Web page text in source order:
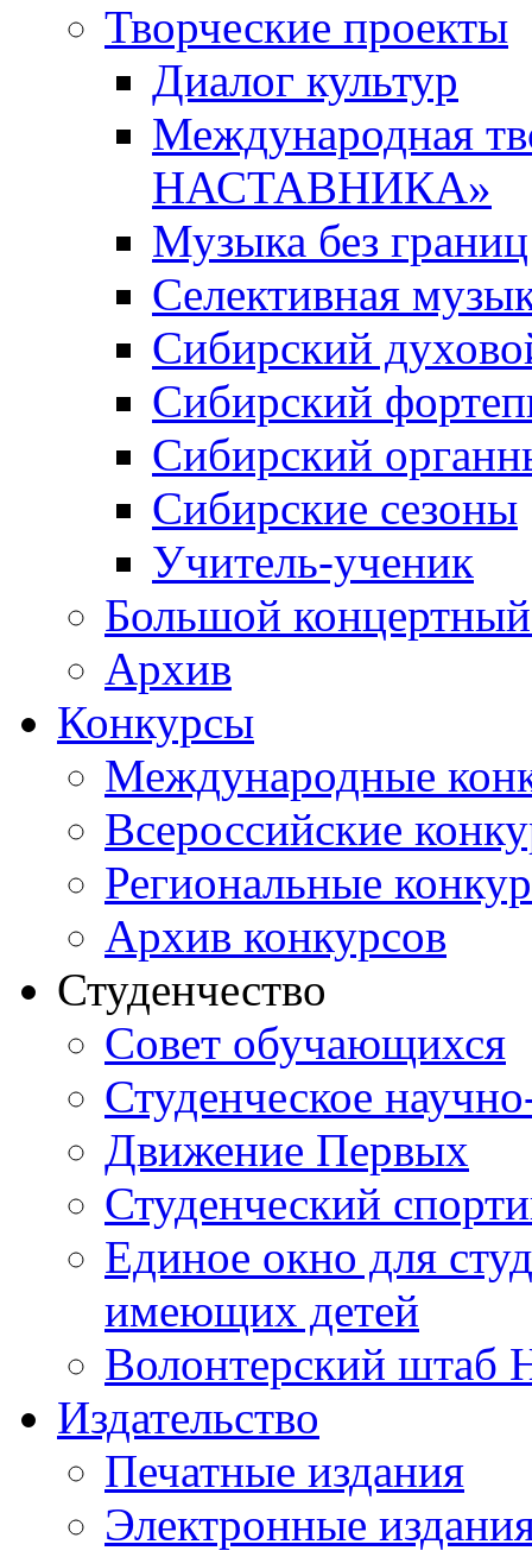
Творческие проекты
Диалог культур
Международная
НАСТАВНИКА»
Музыка без границ
Селективная
Сибирский
Сибирский
Сибирский
Сибирские сезоны
Учитель-ученик
Большой концертный
Архив
Конкурсы
Международные
Всероссийские
Региональные
Архив конкурсов
Студенчество
Совет обучающихся
Студенческое
Движение Первых
Студенческий
Единое окно для
имеющих детей
Волонтерский штаб
Издательство
Печатные издания
Электронные